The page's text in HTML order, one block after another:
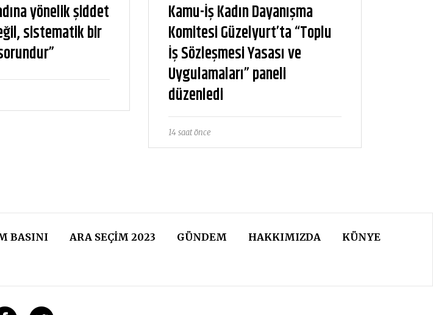
yönelik şiddet
sistematik bir
Kamu-İş Kadın Dayanışma
Komitesi Güzelyurt’ta “Toplu
İş Sözleşmesi Yasası ve
Uygulamaları” paneli
düzenledi
14 saat önce
BASINI ARA SEÇIM 2023 GÜNDEM HAKKIMIZDA KÜNYE